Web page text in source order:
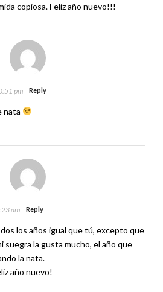
copiosa. Feliz año nuevo!!!
pm Reply
nata
am Reply
los años igual que tú, excepto que
suegra la gusta mucho, el año que
la nata.
año nuevo!